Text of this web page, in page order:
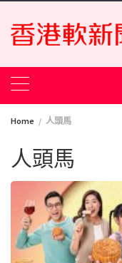
Skip
content
Home 人頭馬
人頭馬